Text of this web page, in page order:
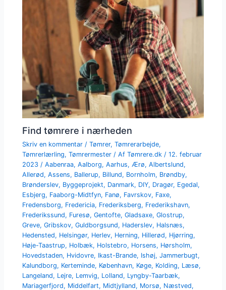
Find tømrere i nærheden
Skriv en kommentar /Tømrer,Tømrerarbejde,
Tømrerlærling,Tømrermester / AfTømrere.dk /12. februar
2023 /Aabenraa,Aalborg,Aarhus, Ærø,Albertslund,
Allerød,Assens, Ballerup, Billund, Bornholm, Brøndby,
Brønderslev, Byggeprojekt, Danmark, DIY, Dragør, Egedal,
Esbjerg, Faaborg-Midtfyn, Fanø, Favrskov, Faxe,
Fredensborg, Fredericia, Frederiksberg, Frederikshavn,
Frederikssund, Furesø,Gentofte,Gladsaxe,Glostrup,
Greve,Gribskov,Guldborgsund, Haderslev, Halsnæs,
Hedensted, Helsingør, Herlev, Herning, Hillerød, Hjørring,
Høje-Taastrup, Holbæk, Holstebro, Horsens, Hørsholm,
Hovedstaden, Hvidovre, Ikast-Brande, Ishøj,Jammerbugt,
Kalundborg, Kerteminde, København, Køge, Kolding, Læsø,
Langeland, Lejre, Lemvig, Lolland, Lyngby-Taarbæk,
Mariagerfjord, Middelfart, Midtjylland, Morsø, Næstved,